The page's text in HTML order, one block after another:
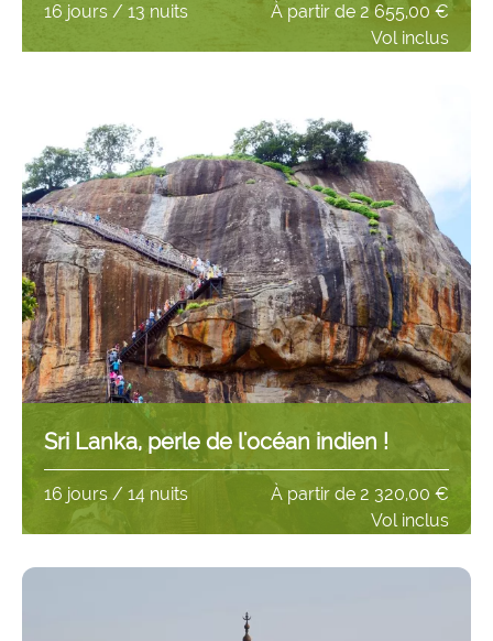
16 jours / 13 nuits
Vol inclus
À partir de 2 655,00 €
Sri Lanka, perle de l'océan indien !
16 jours / 14 nuits
Vol inclus
À partir de 2 320,00 €